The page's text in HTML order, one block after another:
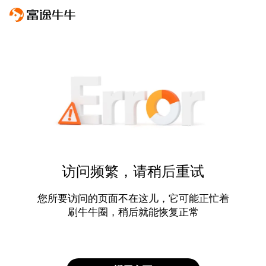
访问频繁，请稍后重试
您所要访问的页面不在这儿，它可能正忙着
刷牛牛圈，稍后就能恢复正常